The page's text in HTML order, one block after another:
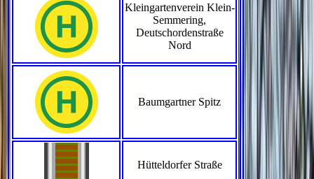
Kleingartenverein Klein-
Semmering,
Deutschordenstraße
Nord
Baumgartner Spitz
Hütteldorfer Straße